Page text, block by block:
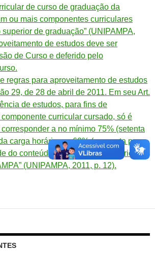
de curso de graduação da
ou mais componentes curriculares
de graduação” (UNIPAMPA,
de estudos deve ser
de Curso e deferido pelo
regras para aproveitamento de estudos
29, de 28 de abril de 2011. Em seu Art.
de estudos, para fins de
curricular cursado, só é
a no mínimo 75% (setenta
carga horária e a 60% (sessenta por
do conteúdo do componente curricular
(UNIPAMPA, 2011, p. 12).